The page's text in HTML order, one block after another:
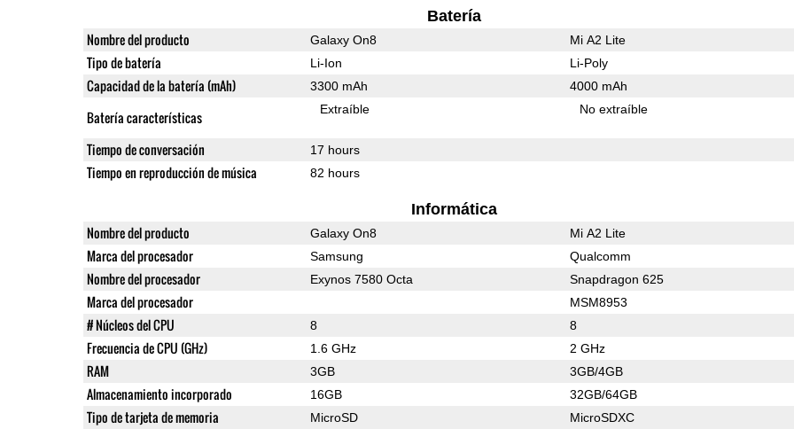
Batería
Nombre del producto Galaxy On8 Mi A2 Lite
Tipo de batería Li-Ion Li-Poly
Capacidad de la batería (mAh) 3300 mAh 4000 mAh
Batería características Extraíble No extraíble
Tiempo de conversación 17 hours
Tiempo en reproducción de música 82 hours
Informática
Nombre del producto Galaxy On8 Mi A2 Lite
Marca del procesador Samsung Qualcomm
Nombre del procesador Exynos 7580 Octa Snapdragon 625
Marca del procesador MSM8953
# Núcleos del CPU 8 8
Frecuencia de CPU (GHz) 1.6 GHz 2 GHz
RAM 3GB 3GB/4GB
Almacenamiento incorporado 16GB 32GB/64GB
Tipo de tarjeta de memoria MicroSD MicroSDXC